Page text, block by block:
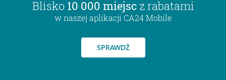
Blisko 10 000 miejsc z rabatami
w naszej aplikacji CA24 Mobile
SPRAWDŹ